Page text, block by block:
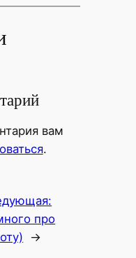
вам
.
про
→